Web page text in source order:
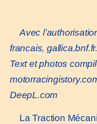
Avec
francais,gallica.bnf.fr.
Text et photos
motorracingistory.co
DeepL.com
La Traction